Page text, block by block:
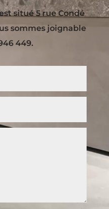
situé 5 rue Condé
sommes joignable
449.